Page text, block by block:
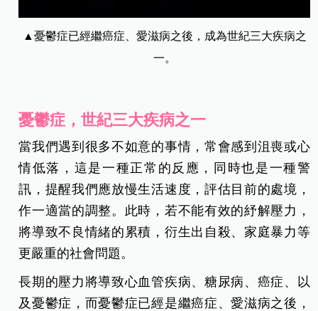
▲憂鬱症已經繼癌症、愛滋病之後，成為世紀三大疾病之
一。
憂鬱症，世紀三大疾病之一
當我們遇到很多不如意的事情，常會感到沮喪或心
情低落，這是一種正常的反應，同時也是一種警
訊，提醒我們應放慢生活速度，評估目前的處境，
作一適當的調整。此時，若不能有效的紓解壓力，
將導致不良情緒的累積，衍生出自殺、家庭暴力等
更嚴重的社會問題。
長期的壓力將導致心血管疾病、糖尿病、癌症、以
及憂鬱症，而憂鬱症已經是繼癌症、愛滋病之後，